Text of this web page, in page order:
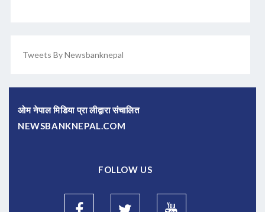
Tweets By Newsbanknepal
ओम नेपाल मिडिया प्रा लीद्वारा संचालित
NEWSBANKNEPAL.COM
FOLLOW US